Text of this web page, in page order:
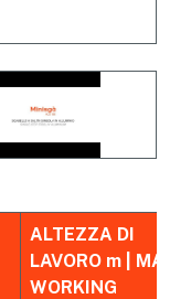
ALTEZZA DI
LAVORO m |
WORKING